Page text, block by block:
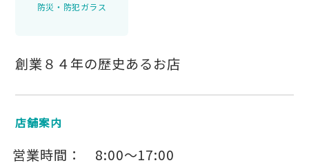
防災・防犯ガラス
創業８４年の歴史あるお店
店舗案内
営業時間：
8:00～17:00